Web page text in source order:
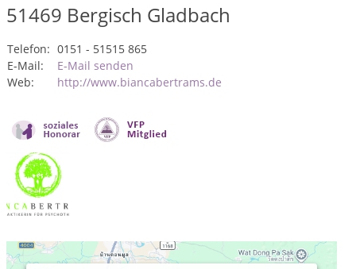
51469 Bergisch Gladbach
Telefon: 0151 - 51515 865
E-Mail:
E-Mail senden
Web:
http://www.biancabertrams.de